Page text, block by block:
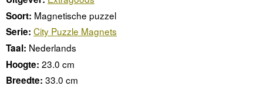
Soort: Magnetische puzzel
Serie: City Puzzle Magnets
Taal: Nederlands
Hoogte: 23.0 cm
Breedte: 33.0 cm